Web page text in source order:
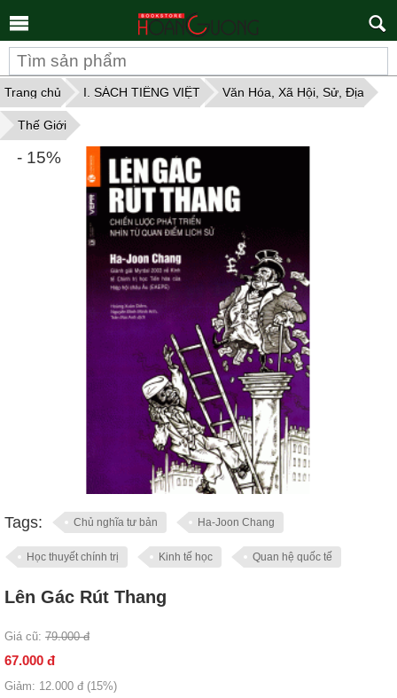
kiếm
Trang chủ I. SÁCH TIẾNG VIỆT Văn Hóa, Xã Hội, Sử, Địa
Thế Giới
Tags: Chủ nghĩa tư bản Ha-Joon Chang
Học thuyết chính trị Kinh tế học Quan hệ quốc tế
- 15%
Lên Gác Rút Thang
Giá cũ: 79.000 đ
67.000 đ
Giảm: 12.000 đ (15%)